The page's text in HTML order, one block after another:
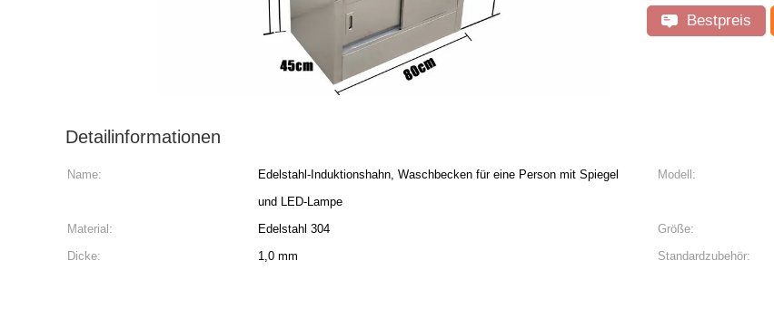
Bestpreis
Detailinformationen
Name:
Edelstahl-Induktionshahn, Waschbecken für eine Person mit Spiegel
und LED-Lampe
Modell:
Material: Edelstahl 304 Größe:
Dicke:
1,0 mm Standardzubehör: